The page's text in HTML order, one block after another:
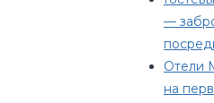
—
Отели
на